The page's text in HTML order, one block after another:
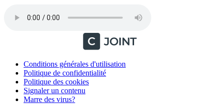
Conditions générales d'utilisation
Politique de confidentialité
Politique des cookies
Signaler un contenu
Marre des virus?